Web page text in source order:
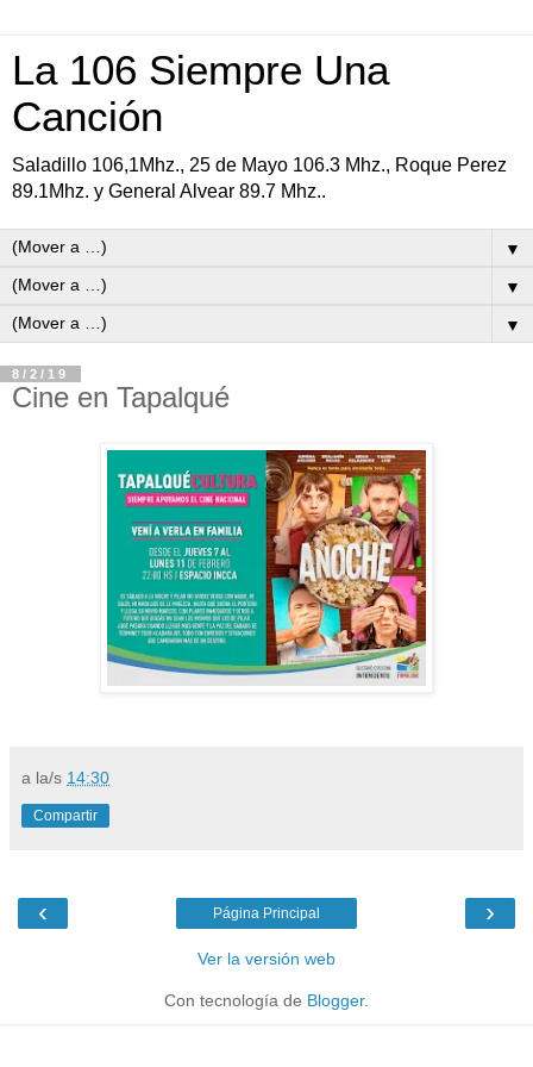
La 106 Siempre Una
Canción
Saladillo 106,1Mhz., 25 de Mayo 106.3 Mhz., Roque Perez
89.1Mhz. y General Alvear 89.7 Mhz..
▼
▼
▼
8/2/19
Cine en Tapalqué
a la/s 14:30
Compartir
‹ ›
Página Principal
Ver la versión web
Con tecnología de Blogger.